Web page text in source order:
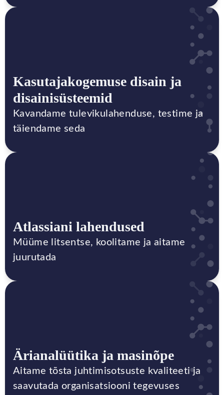
Kasutajakogemuse disain ja
disainisüsteemid
Kavandame tulevikulahenduse, testime ja
täiendame seda
Atlassiani lahendused
Müüme litsentse, koolitame ja aitame
juurutada
Ärianalüütika ja masinõpe
Aitame tõsta juhtimisotsuste kvaliteeti ja
saavutada organisatsiooni tegevuses